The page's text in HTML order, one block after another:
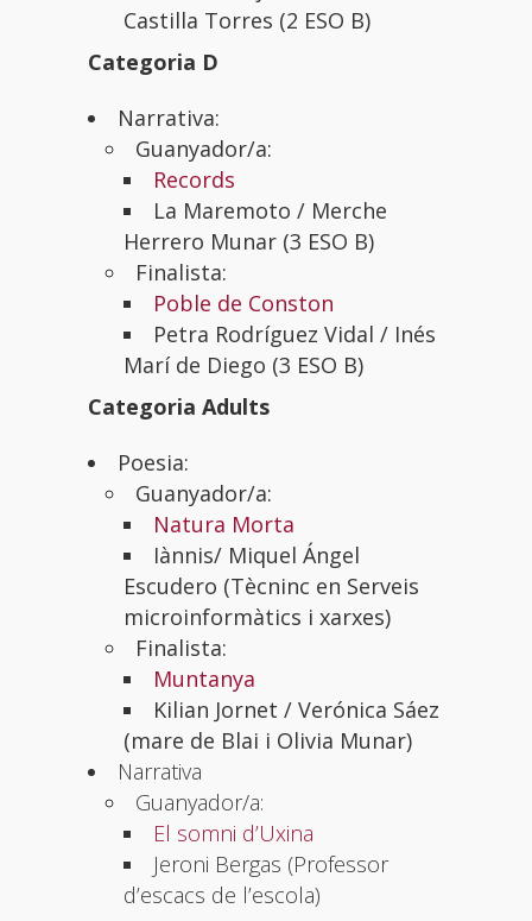
Castilla Torres (2 ESO B)
Categoria D
Narrativa:
Guanyador/a:
Records
La Maremoto / Merche
Herrero Munar (3 ESO B)
Finalista:
Poble de Conston
Petra Rodríguez Vidal / Inés
Marí de Diego (3 ESO B)
Categoria Adults
Poesia:
Guanyador/a:
Natura Morta
Iànnis/ Miquel Ángel
Escudero (Tècninc en Serveis
microinformàtics i xarxes)
Finalista:
Muntanya
Kilian Jornet / Verónica Sáez
(mare de Blai i Olivia Munar)
Narrativa
Guanyador/a:
El somni d’Uxina
Jeroni Bergas (Professor
d’escacs de l’escola)